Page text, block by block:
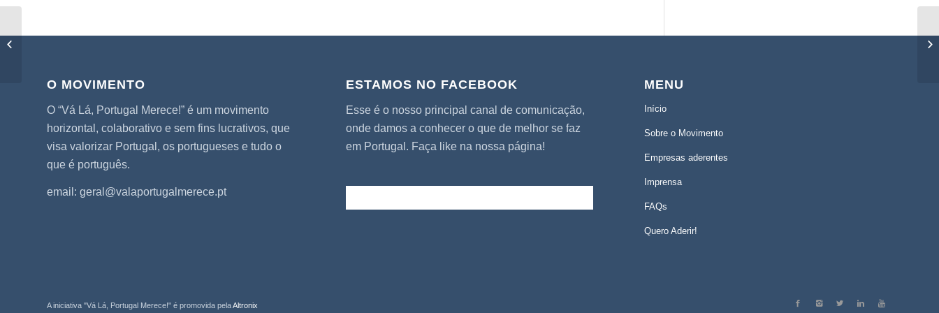
O MOVIMENTO
O “Vá Lá, Portugal Merece!” é um movimento
horizontal, colaborativo e sem fins lucrativos, que
visa valorizar Portugal, os portugueses e tudo o
que é português.
email: geral@valaportugalmerece.pt
ESTAMOS NO FACEBOOK
Esse é o nosso principal canal de comunicação,
onde damos a conhecer o que de melhor se faz
em Portugal. Faça like na nossa página!
MENU
Início
Sobre o Movimento
Empresas aderentes
Imprensa
FAQs
Quero Aderir!
A iniciativa "Vá Lá, Portugal Merece!" é promovida pelaAltronix